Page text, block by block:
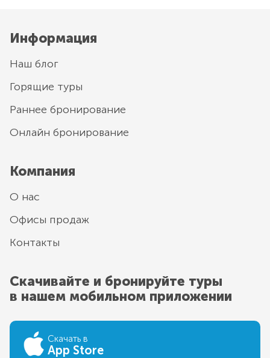
Информация
Наш блог
Горящие туры
Раннее бронирование
Онлайн бронирование
Компания
О нас
Офисы продаж
Контакты
Скачивайте и бронируйте туры
в нашем мобильном приложении
Скачать в
App Store